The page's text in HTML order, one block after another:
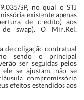
SP, no qual o STJ
existente apenas
de crédito) aos
swap). O Min.Rel.
de coligação contratual
sendo o principal
ser seguidas pelos
se ajustam, não se
compromissória
efeitos estendidos aos